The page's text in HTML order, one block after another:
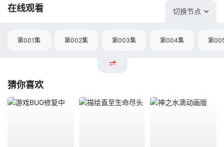
在线观看 切换节点
第001集 第002集 第003集 第004集 第
猜你喜欢